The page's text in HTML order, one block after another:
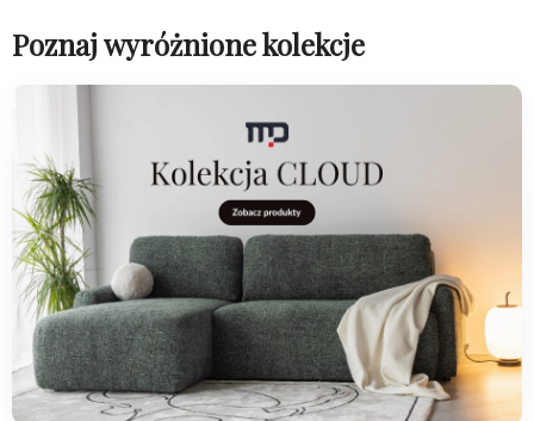
Poznaj wyróżnione kolekcje